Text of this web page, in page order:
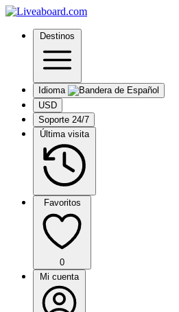
Destinos
Idioma
USD
Soporte 24/7
Última visita
Favoritos
0
Mi cuenta